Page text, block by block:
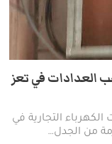
العدادات في تعز
التجارية في
من الجدل…